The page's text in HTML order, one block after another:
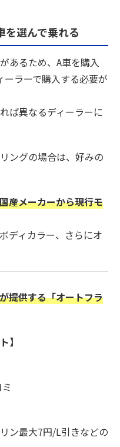
を選んで乗れる
あるため、A車を購入
ーラーで購入する必要が
ば異なるディーラーに
ングの場合は、好みの
産メーカーから現行モ
ディカラー、さらにオ
提供する「オートフラ
】
ン最大7円/L引きなどの